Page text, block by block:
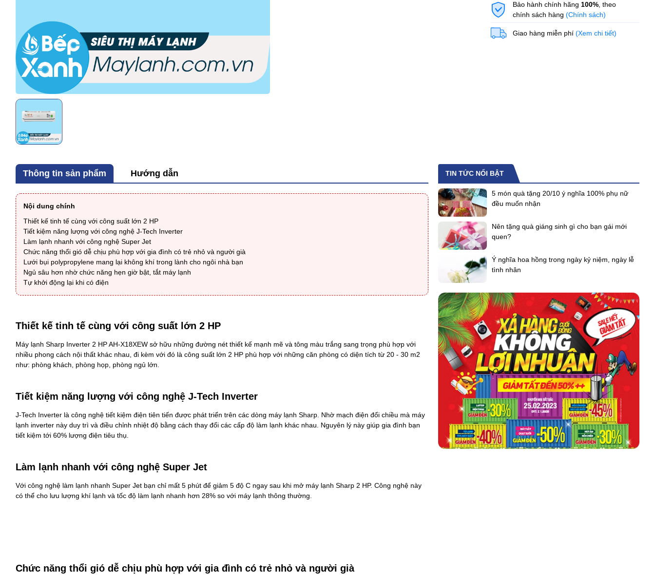
Bảo hành chính hãng 100%, theo
chính sách hàng (Chính sách)
Giao hàng miễn phí (Xem chi tiết)
Thông tin sản phẩm Hướng dẫn
Nội dung chính
Thiết kế tinh tế cùng với công suất lớn 2 HP
Tiết kiệm năng lượng với công nghệ J-Tech Inverter
Làm lạnh nhanh với công nghệ Super Jet
Chức năng thổi gió dễ chịu phù hợp với gia đình có trẻ nhỏ và người già
Lưới bụi polypropylene mang lại không khí trong lành cho ngôi nhà bạn
Ngủ sâu hơn nhờ chức năng hẹn giờ bật, tắt máy lạnh
Tự khởi động lại khi có điện
Thiết kế tinh tế cùng với công suất lớn 2 HP
Máy lạnh Sharp Inverter 2 HP AH-X18XEW sở hữu những đường nét thiết kế mạnh mẽ và tông màu trắng sang trọng phù hợp với
nhiều phong cách nội thất khác nhau, đi kèm với đó là công suất lớn 2 HP phù hợp với những căn phòng có diện tích từ 20 - 30 m2
như: phòng khách, phòng họp, phòng ngủ lớn.
Tiết kiệm năng lượng với công nghệ J-Tech Inverter
J-Tech Inverter là công nghệ tiết kiệm điện tiên tiến được phát triển trên các dòng máy lạnh Sharp. Nhờ mạch điện đổi chiều mà máy
lạnh inverter này duy trì và điều chỉnh nhiệt độ bằng cách thay đổi các cấp độ làm lạnh khác nhau. Nguyên lý này giúp gia đình bạn
tiết kiệm tới 60% lượng điện tiêu thụ.
Làm lạnh nhanh với công nghệ Super Jet
Với công nghệ làm lạnh nhanh Super Jet bạn chỉ mất 5 phút để giảm 5 độ C ngay sau khi mở máy lạnh Sharp 2 HP. Công nghệ này
có thể cho lưu lượng khí lạnh và tốc độ làm lạnh nhanh hơn 28% so với máy lạnh thông thường.
Chức năng thổi gió dễ chịu phù hợp với gia đình có trẻ nhỏ và người già
TIN TỨC NỔI BẬT
5 món quà tặng 20/10 ý nghĩa 100% phụ nữ
đều muốn nhận
Nên tặng quà giáng sinh gì cho bạn gái mới
quen?
Ý nghĩa hoa hồng trong ngày kỷ niệm, ngày lễ
tình nhân